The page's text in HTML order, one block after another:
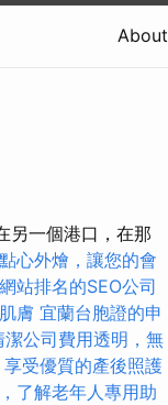
About
另一個港口，在那
心外燴，讓您的會
站排名的SEO公司
膚 宜蘭台胞證的申
潔公司費用透明，無
受優質的產後照護
了解老年人專用助